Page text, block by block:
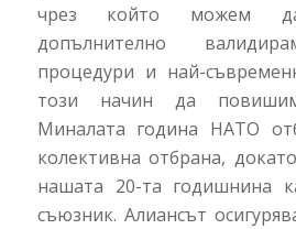
чрез който можем
допълнително
процедури и най-
този начин да повишим
Миналата година НАТО
колективна отбрана,
нашата 20-та годишнина
съюзник. Алиансът